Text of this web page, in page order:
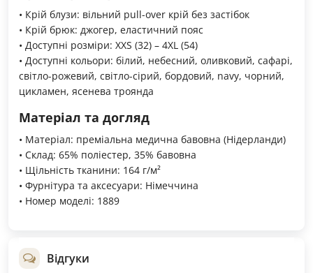
• Крій блузи: вільний pull-over крій без застібок
• Крій брюк: джогер, еластичний пояс
• Доступні розміри: XXS (32) – 4XL (54)
• Доступні кольори: білий, небесний, оливковий, сафарі,
світло-рожевий, світло-сірий, бордовий, navy, чорний,
цикламен, ясенева троянда
Матеріал та догляд
• Матеріал: преміальна медична бавовна (Нідерланди)
• Склад: 65% поліестер, 35% бавовна
• Щільність тканини: 164 г/м²
• Фурнітура та аксесуари: Німеччина
• Номер моделі: 1889
Відгуки